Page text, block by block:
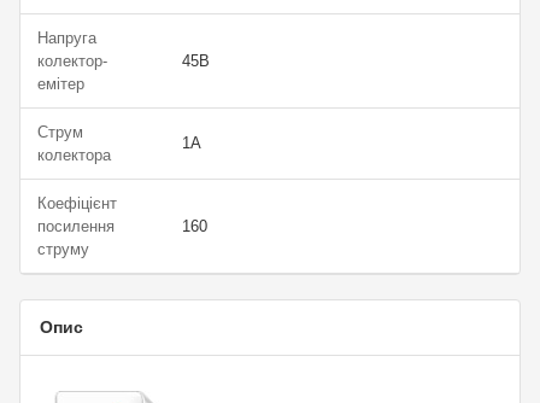
Напруга
колектор-
емітер
45В
Струм
колектора
1А
Коефіцієнт
посилення
струму
160
Опис